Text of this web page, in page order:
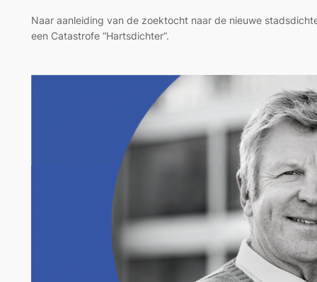
Naar aanleiding van de zoektocht naar de nieuwe
een Catastrofe “Hartsdichter”.